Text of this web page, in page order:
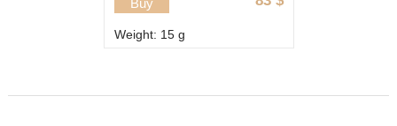
Buy
Weight: 15 g